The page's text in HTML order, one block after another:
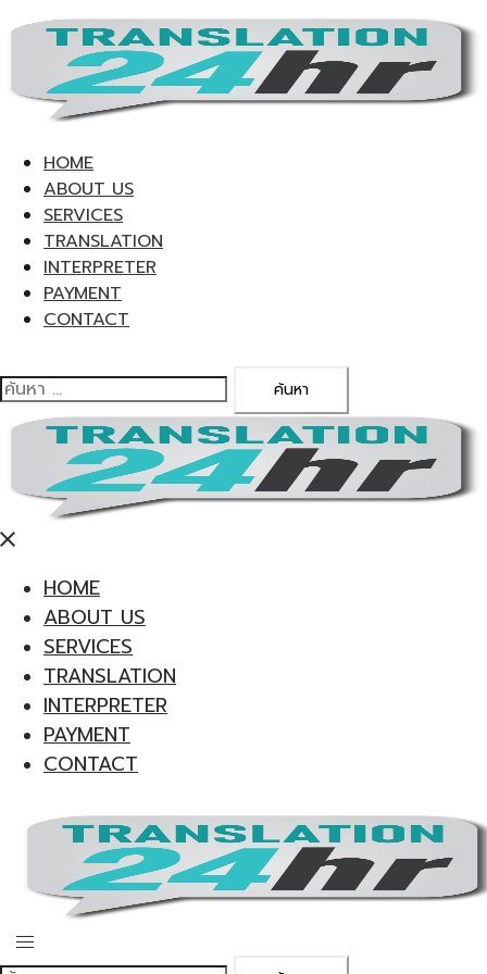
to
content
HOME
ABOUT US
SERVICES
TRANSLATION
INTERPRETER
PAYMENT
CONTACT
ค้นหา
สำหรับ:
Close
HOME
ABOUT US
SERVICES
TRANSLATION
INTERPRETER
PAYMENT
CONTACT
Toggle
menu